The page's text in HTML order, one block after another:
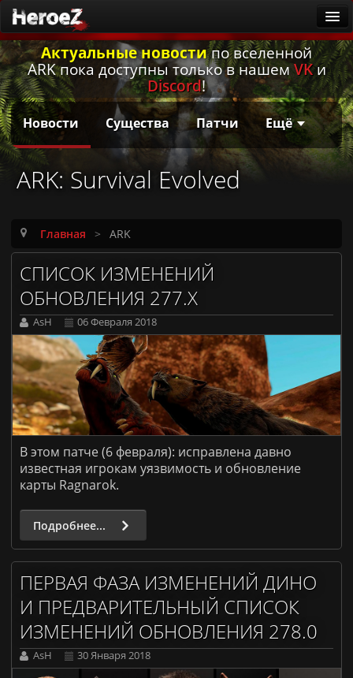
ARK
Новости
Существа
Патчи
Гайды
Калькулятор приручения
Она ждёт
Игровые серверы
ARK: Survival Ascended [PvE]
ARK: Survival Evolved [PvE]
Донат
Правила
Актуальные новостипо вселенной
ARK пока доступны только в нашемVKи
Discord!
Новости Существа Патчи Ещё
ARK: Survival Evolved
Главная > ARK
СПИСОК ИЗМЕНЕНИЙ
ОБНОВЛЕНИЯ 277.X
AsH 06 Февраля 2018
В этом патче (6 февраля): исправлена давно
известная игрокам уязвимость и обновление
карты Ragnarok.
Подробнее...
ПЕРВАЯ ФАЗА ИЗМЕНЕНИЙ ДИНО
И ПРЕДВАРИТЕЛЬНЫЙ СПИСОК
ИЗМЕНЕНИЙ ОБНОВЛЕНИЯ 278.0
AsH 30 Января 2018